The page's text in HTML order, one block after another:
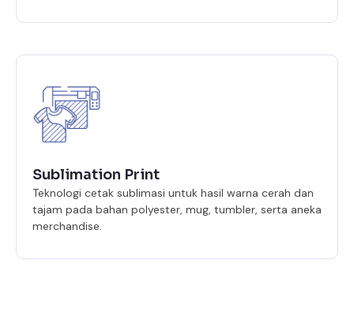
Sublimation Print
Teknologi cetak sublimasi untuk hasil warna cerah dan
tajam pada bahan polyester, mug, tumbler, serta aneka
merchandise.